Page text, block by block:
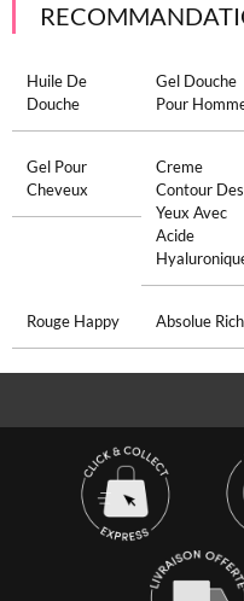
Huile De
Douche
Gel Douche
Pour
Gel Pour
Cheveux
Creme
Contour Des
Yeux Avec
Acide
Rouge Happy Absolue